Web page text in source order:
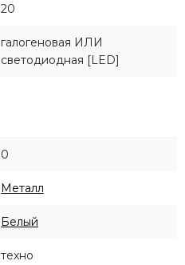
20
галогеновая ИЛИ
светодиодная [LED]
0
Металл
Белый
техно